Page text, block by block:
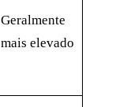
Geralmente
mais elevado